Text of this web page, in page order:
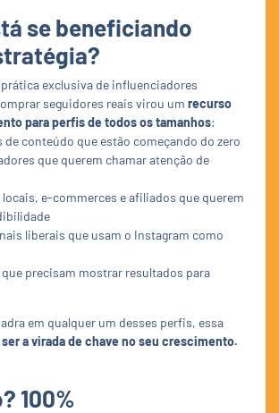
se beneficiando
prática exclusiva de influenciadores
seguidores reais virou um recurso
para perfis de todos os tamanhos:
de conteúdo que estão começando do zero
que querem chamar atenção de
locais, e-commerces e afiliados que querem
liberais que usam o Instagram como
que precisam mostrar resultados para
em qualquer um desses perfis, essa
a virada de chave no seu crescimento.
100%